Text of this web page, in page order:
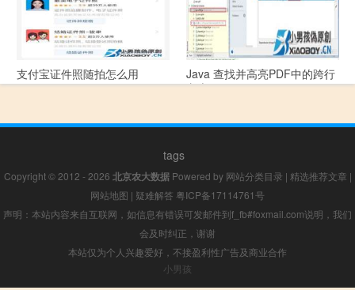
支付宝证件照随拍怎么用
Java 查找并高亮PDF中的跨行
文本
tags
Copyright © 2012 - 2026 北京农大数据Powered by 网站分类目录 | 精选推荐文章 |
网站地图 | 疑难解答 粤ICP备17114761号
声明：本站内容来自互联网，如信息有错误可发邮件到f_fb#foxmail.com说明，我们
会及时纠正，谢谢
本站仅为个人兴趣爱好，不接盈利性广告及商业合作
小男孩